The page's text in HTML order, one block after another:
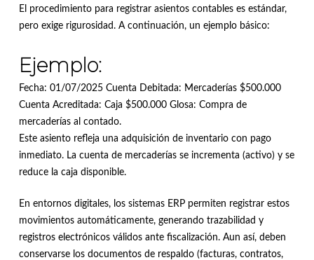
El procedimiento para registrar asientos contables es estándar,
pero exige rigurosidad. A continuación, un ejemplo básico:
Ejemplo:
Fecha: 01/07/2025 Cuenta Debitada: Mercaderías $500.000
Cuenta Acreditada: Caja $500.000 Glosa: Compra de
mercaderías al contado.
Este asiento refleja una adquisición de inventario con pago
inmediato. La cuenta de mercaderías se incrementa (activo) y se
reduce la caja disponible.
En entornos digitales, los sistemas ERP permiten registrar estos
movimientos automáticamente, generando trazabilidad y
registros electrónicos válidos ante fiscalización. Aun así, deben
conservarse los documentos de respaldo (facturas, contratos,